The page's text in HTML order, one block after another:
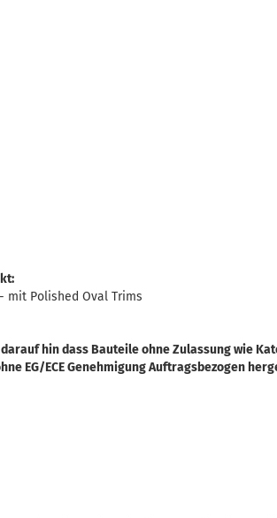
mit Polished Oval Trims
hin dass Bauteile ohne Zulassung wie
EG/ECE Genehmigung Auftragsbezogen